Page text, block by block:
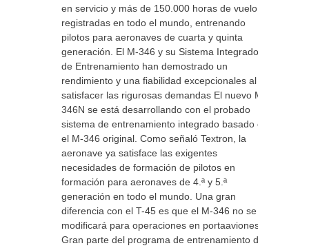
en servicio y más de 150.000 horas de vuelo
registradas en todo el mundo, entrenando
pilotos para aeronaves de cuarta y quinta
generación. El M-346 y su Sistema Integrado
de Entrenamiento han demostrado un
rendimiento y una fiabilidad excepcionales al
satisfacer las rigurosas demandas El nuevo M-
346N se está desarrollando con el probado
sistema de entrenamiento integrado basado en
el M-346 original. Como señaló Textron, la
aeronave ya satisface las exigentes
necesidades de formación de pilotos en
formación para aeronaves de 4.ª y 5.ª
generación en todo el mundo. Una gran
diferencia con el T-45 es que el M-346 no se
modificará para operaciones en portaaviones.
Gran parte del programa de entrenamiento del